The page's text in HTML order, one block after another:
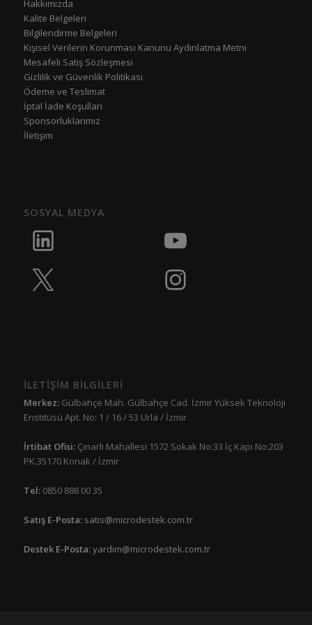
Hakkımızda
Kalite Belgeleri
Bilgilendirme Belgeleri
Kişisel Verilerin Korunması Kanunu Aydınlatma Metni
Mesafeli Satış Sözleşmesi
Gizlilik ve Güvenlik Politikası
Ödeme ve Teslimat
İptal İade Koşulları
Sponsorluklarımız
İletişim
SOSYAL MEDYA
İLETİŞİM BİLGİLERİ
Merkez:Gülbahçe Mah. Gülbahçe Cad. İzmir Yüksek Teknoloji
Enstitüsü Apt. No: 1 / 16 / 53 Urla / İzmir
İrtibat Ofisi: Çınarlı Mahallesi 1572 Sokak No:33 İç Kapı No:203
PK.35170 Konak / İzmir
Tel:0850 888 00 35
Satış E-Posta: satis@microdestek.com.tr
Destek E-Posta:yardim@microdestek.com.tr